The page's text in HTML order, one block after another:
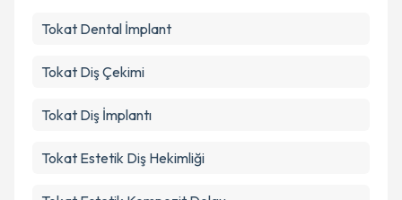
Tokat Dental İmplant
Tokat Diş Çekimi
Tokat Diş İmplantı
Tokat Estetik Diş Hekimliği